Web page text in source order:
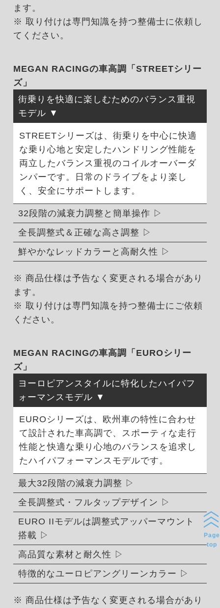
ます。
※ 取り付けは専門知識を持つ整備士に依頼し
てください。
MEGAN RACINGの車高調「STREETシリー
ズ」
街乗りを快適に楽しむためのバランス重視
モデル
STREETシリーズは、街乗りを中心に快適
な乗り心地と安定したハンドリング性能を
両立したバランス重視のコイルオーバーダ
ンパーです。日常のドライブをより楽し
く、安全にサポートします。
32段階の減衰力調整と簡単操作
全長調整式＆正確な高さ調整
鮮やかなレッドカラーと高耐久性
※ 商品仕様は予告なく変更される場合があり
ます。
※ 取り付けは専門知識を持つ整備士にご依頼
ください。
MEGAN RACINGの車高調「EUROシリー
ズ」
ヨーロピアンスタイルに特化したハイパフ
ォーマンスモデル
EUROシリーズは、欧州車の特性に合わせ
て設計された車高調で、スポーティな走行
性能と快適な乗り心地のバランスを追求し
たハイパフォーマンスモデルです。
最大32段階の減衰力調整
全長調整式・フルタップデザイン
EURO IIモデルは調整式アッパーマウント
搭載
高品質な素材と耐久性
特徴的なユーロピアングリーンカラー
※ 商品仕様は予告なく変更される場合があり
Page
top